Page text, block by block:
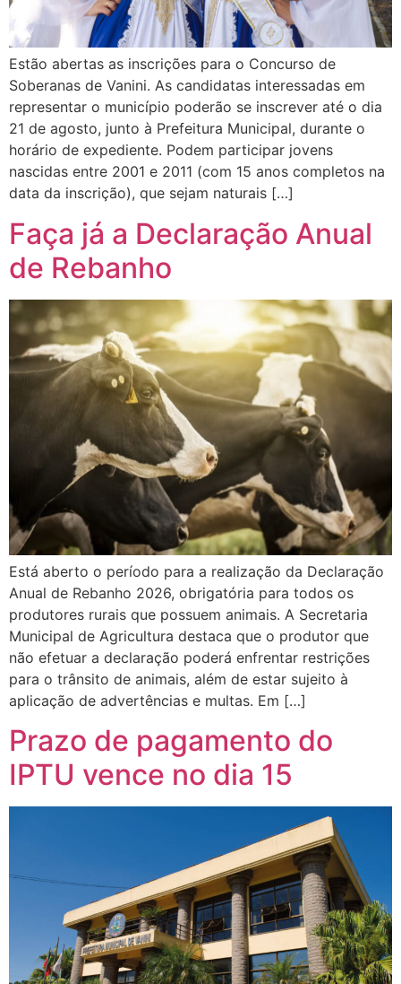
Estão abertas as inscrições para o Concurso de
Soberanas de Vanini. As candidatas interessadas em
representar o município poderão se inscrever até o dia
21 de agosto, junto à Prefeitura Municipal, durante o
horário de expediente. Podem participar jovens
nascidas entre 2001 e 2011 (com 15 anos completos na
data da inscrição), que sejam naturais […]
Faça já a Declaração Anual
de Rebanho
Está aberto o período para a realização da Declaração
Anual de Rebanho 2026, obrigatória para todos os
produtores rurais que possuem animais. A Secretaria
Municipal de Agricultura destaca que o produtor que
não efetuar a declaração poderá enfrentar restrições
para o trânsito de animais, além de estar sujeito à
aplicação de advertências e multas. Em […]
Prazo de pagamento do
IPTU vence no dia 15